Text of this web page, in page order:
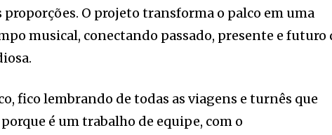
O projeto transforma o palco em uma
musical, conectando passado, presente e futuro
fico lembrando de todas as viagens e turnês que
é um trabalho de equipe, com o